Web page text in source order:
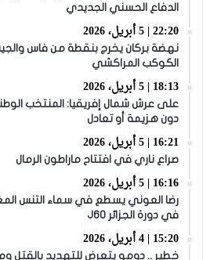
الدفاع الحسني الجديدي
22:20 | 5 أبريل، 2026
نهضة بركان يخرج بنقطة من فاس
الكوكب المراكشي
18:13 | 5 أبريل، 2026
دون هزيمة أو تعادل
16:21 | 5 أبريل، 2026
صراع ناري في افتتاح ماراطون الرمال
16:16 | 5 أبريل، 2026
رضا العوني يسطع في سماء التنس
في دورة الجزائر J60
15:20 | 4 أبريل، 2026
خطير .. دومو يتعرض للتهديد بالقتل